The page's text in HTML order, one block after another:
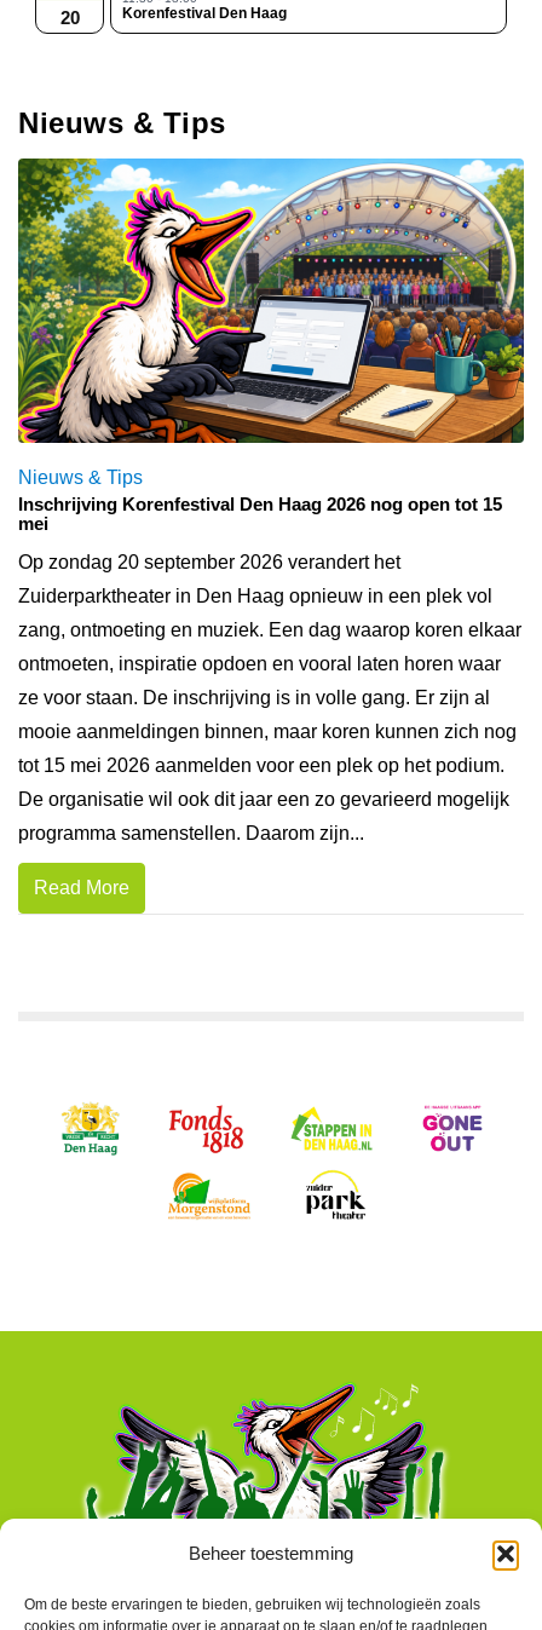
Beheer toestemming
Om de beste ervaringen te bieden, gebruiken wij technologieën zoals
cookies om informatie over je apparaat op te slaan en/of te raadplegen.
20 Korenfestival Den Haag
Nieuws & Tips
Nieuws & Tips
Inschrijving Korenfestival Den Haag 2026 nog open tot 15
mei
Op zondag 20 september 2026 verandert het
Zuiderparktheater in Den Haag opnieuw in een plek vol
zang, ontmoeting en muziek. Een dag waarop koren elkaar
ontmoeten, inspiratie opdoen en vooral laten horen waar
ze voor staan. De inschrijving is in volle gang. Er zijn al
mooie aanmeldingen binnen, maar koren kunnen zich nog
tot 15 mei 2026 aanmelden voor een plek op het podium.
De organisatie wil ook dit jaar een zo gevarieerd mogelijk
programma samenstellen. Daarom zijn...
Read More